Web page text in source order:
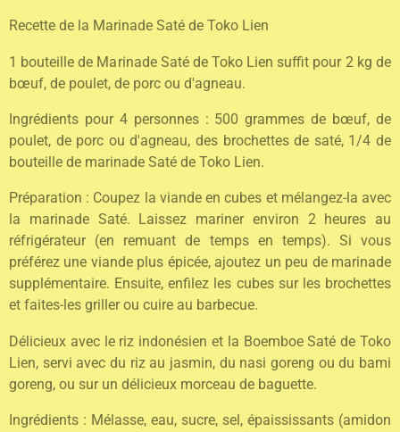
Recette de la Marinade Saté de Toko Lien
1 bouteille de Marinade Saté de Toko Lien suffit pour 2 kg de
bœuf, de poulet, de porc ou d'agneau.
Ingrédients pour 4 personnes : 500 grammes de bœuf, de
poulet, de porc ou d'agneau, des brochettes de saté, 1/4 de
bouteille de marinade Saté de Toko Lien.
Préparation : Coupez la viande en cubes et mélangez-la avec
la marinade Saté. Laissez mariner environ 2 heures au
réfrigérateur (en remuant de temps en temps). Si vous
préférez une viande plus épicée, ajoutez un peu de marinade
supplémentaire. Ensuite, enfilez les cubes sur les brochettes
et faites-les griller ou cuire au barbecue.
Délicieux avec le riz indonésien et la Boemboe Saté de Toko
Lien, servi avec du riz au jasmin, du nasi goreng ou du bami
goreng, ou sur un délicieux morceau de baguette.
Ingrédients : Mélasse, eau, sucre, sel, épaississants (amidon